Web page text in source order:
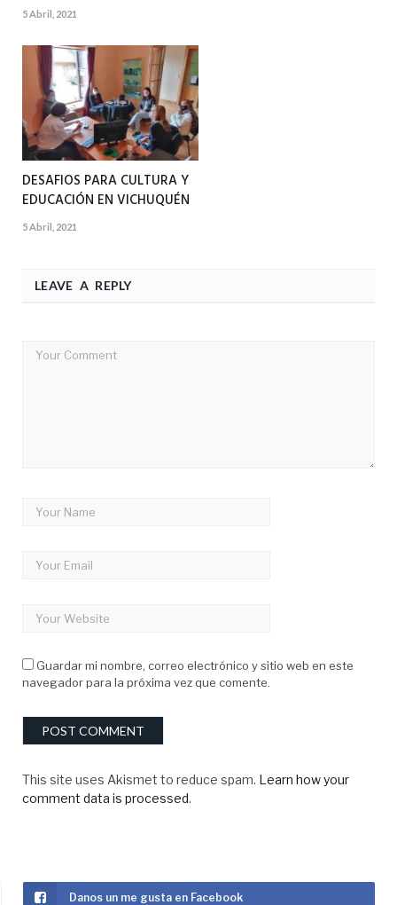
5 Abril, 2021
DESAFIOS PARA CULTURA Y
EDUCACIÓN EN VICHUQUÉN
5 Abril, 2021
LEAVE A REPLY
Guardar mi nombre, correo electrónico y sitio web en este
navegador para la próxima vez que comente.
This site uses Akismet to reduce spam. Learn how your
comment data is processed.
Danos un me gusta en Facebook